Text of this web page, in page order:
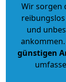
Wir sorgen
und
günstigen